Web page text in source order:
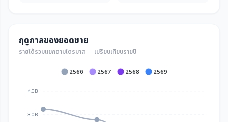
ฤดูกาลของยอดขาย
รายได้รวมแยกตามไตรมาส — เปรียบเทียบรายปี
2566 2567 2568 2569
4.0B
3.0B